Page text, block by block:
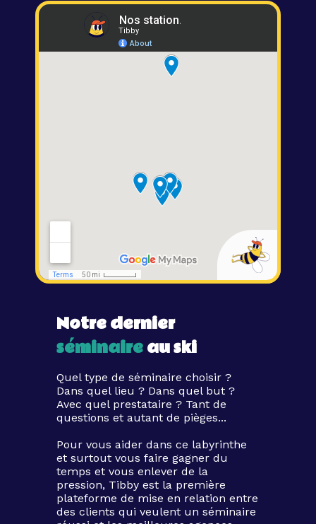
Notre dernier
séminaireau ski
Quel type de séminaire choisir ?
Dans quel lieu ? Dans quel but ?
Avec quel prestataire ? Tant de
questions et autant de pièges...
Pour vous aider dans ce labyrinthe
et surtout vous faire gagner du
temps et vous enlever de la
pression, Tibby est la première
plateforme de mise en relation entre
des clients qui veulent un séminaire